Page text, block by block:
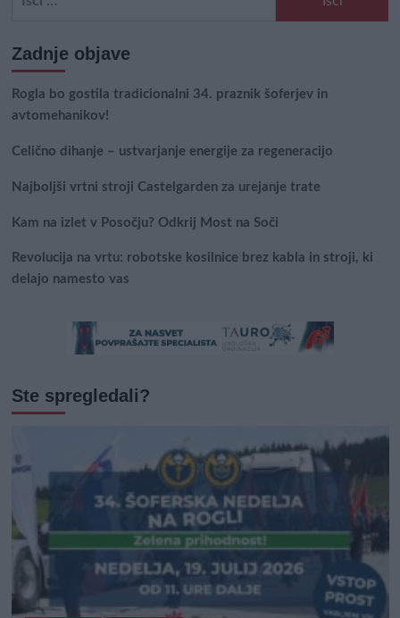
Zadnje objave
Rogla bo gostila tradicionalni 34. praznik šoferjev in
avtomehanikov!
Celično dihanje – ustvarjanje energije za regeneracijo
Najboljši vrtni stroji Castelgarden za urejanje trate
Kam na izlet v Posočju? Odkrij Most na Soči
Revolucija na vrtu: robotske kosilnice brez kabla in stroji, ki
delajo namesto vas
Ste spregledali?